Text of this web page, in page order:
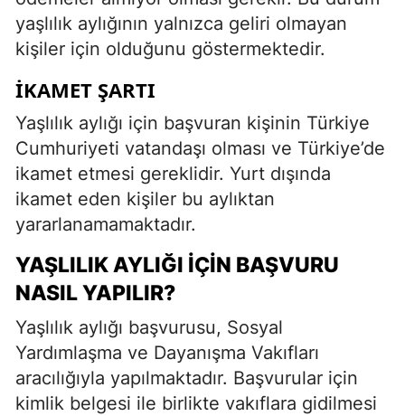
yaşlılık aylığının yalnızca geliri olmayan
kişiler için olduğunu göstermektedir.
İKAMET ŞARTI
Yaşlılık aylığı için başvuran kişinin Türkiye
Cumhuriyeti vatandaşı olması ve Türkiye’de
ikamet etmesi gereklidir. Yurt dışında
ikamet eden kişiler bu aylıktan
yararlanamamaktadır.
YAŞLILIK AYLIĞI İÇIN BAŞVURU
NASIL YAPILIR?
Yaşlılık aylığı başvurusu, Sosyal
Yardımlaşma ve Dayanışma Vakıfları
aracılığıyla yapılmaktadır. Başvurular için
kimlik belgesi ile birlikte vakıflara gidilmesi